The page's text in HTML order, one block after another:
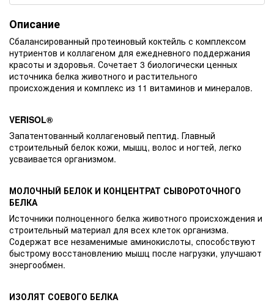
Описание
Сбалансированный протеиновый коктейль с комплексом
нутриентов и коллагеном для ежедневного поддержания
красоты и здоровья. Сочетает 3 биологически ценных
источника белка животного и растительного
происхождения и комплекс из 11 витаминов и минералов.
VERISOL®
Запатентованный коллагеновый пептид. Главный
строительный белок кожи, мышц, волос и ногтей, легко
усваивается организмом.
МОЛОЧНЫЙ БЕЛОК И КОНЦЕНТРАТ СЫВОРОТОЧНОГО
БЕЛКА
Источники полноценного белка животного происхождения и
строительный материал для всех клеток организма.
Содержат все незаменимые аминокислоты, способствуют
быстрому восстановлению мышц после нагрузки, улучшают
энергообмен.
ИЗОЛЯТ СОЕВОГО БЕЛКА